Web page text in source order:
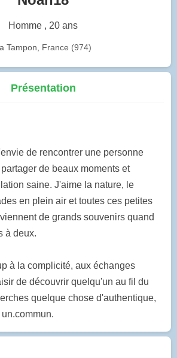
Homme , 20 ans
Tampon, France (974)
Présentation
de rencontrer une personne
de beaux moments et
saine. J'aime la nature, le
en plein air et toutes ces petites
de grands souvenirs quand
à deux.
à la complicité, aux échanges
de découvrir quelqu'un au fil du
quelque chose d'authentique,